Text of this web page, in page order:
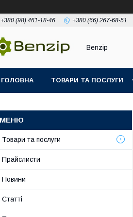
+380 (98) 461-18-46 +380 (66) 267-68-51
Benzip
ГОЛОВНА ТОВАРИ ТА ПОСЛУГИ
Товари та послуги
Прайслисти
Новини
Статті